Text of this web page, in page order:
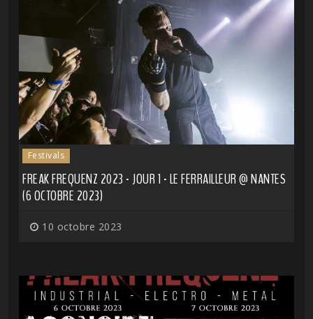
Festivals
FREAK FREQUENZ 2023 - JOUR 1 - LE FERRAILLEUR @ NANTES
(6 OCTOBRE 2023)
10 octobre 2023